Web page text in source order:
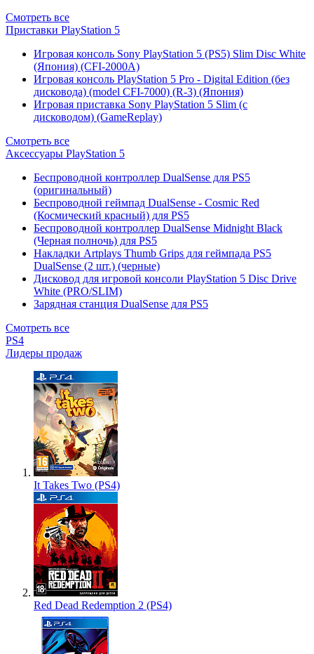
Смотреть все
Приставки PlayStation 5
Игровая консоль Sony PlayStation 5 (PS5) Slim Disc White
(Япония) (CFI-2000A)
Игровая консоль PlayStation 5 Pro - Digital Edition (без
дисковода) (model CFI-7000) (R-3) (Япония)
Игровая приставка Sony PlayStation 5 Slim (с
дисководом) (GameReplay)
Смотреть все
Аксессуары PlayStation 5
Беспроводной контроллер DualSense для PS5
(оригинальный)
Беспроводной геймпад DualSense - Cosmic Red
(Космический красный) для PS5
Беспроводной контроллер DualSense Midnight Black
(Черная полночь) для PS5
Накладки Artplays Thumb Grips для геймпада PS5
DualSense (2 шт.) (черные)
Дисковод для игровой консоли PlayStation 5 Disc Drive
White (PRO/SLIM)
Зарядная станция DualSense для PS5
Смотреть все
PS4
Лидеры продаж
It Takes Two (PS4)
Red Dead Redemption 2 (PS4)